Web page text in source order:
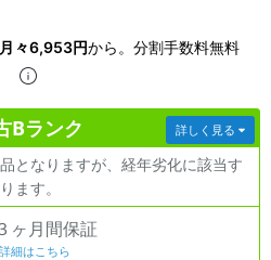
々6,953円から。分割手数料無料
Bランク
となりますが、経年劣化に該当す
ます。
詳しく見る
ヶ月間保証
細はこちら